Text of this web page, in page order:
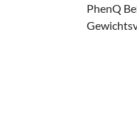
PhenQ